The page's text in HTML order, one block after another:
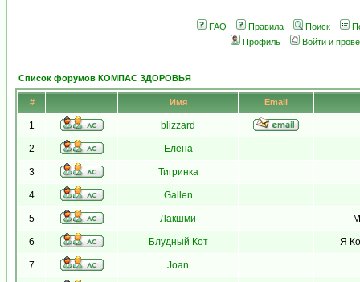
FAQ Правила Поиск
Профиль
Войти и
Список форумов КОМПАС ЗДОРОВЬЯ
# Имя Email
1 blizzard
2 Елена
3 Тигринка
4 Gallen
5 Лакшми
6 Блудный Кот Я
7 Joan